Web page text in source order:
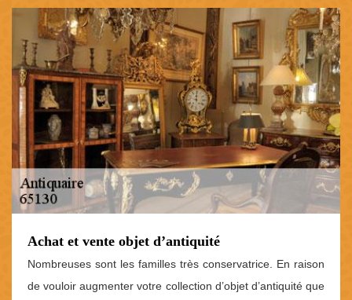
Achat et vente objet d’antiquité
Nombreuses sont les familles très conservatrice. En raison
de vouloir augmenter votre collection d’objet d’antiquité que